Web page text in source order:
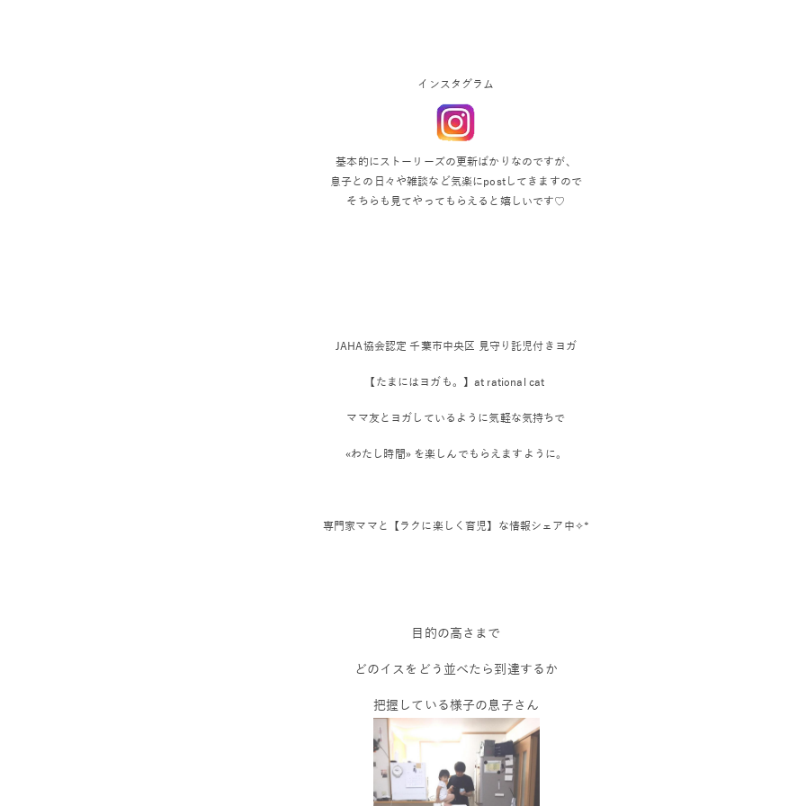
インスタグラム
基本的にストーリーズの更新ばかりなのですが、
息子との日々や雑談など気楽にpostしてきますので
そちらも見てやってもらえると嬉しいです♡
JAHA協会認定 千葉市中央区 見守り託児付きヨガ
【たまにはヨガも。】at rational cat
ママ友とヨガしているように気軽な気持ちで
«わたし時間» を楽しんでもらえますように。
専門家ママと【ラクに楽しく育児】な情報シェア中✧︎*
目的の高さまで
どのイスをどう並べたら到達するか
把握している様子の息子さん